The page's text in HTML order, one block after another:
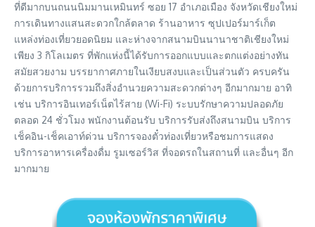
ที่ดีมากบนถนนนิมมานเหมินทร์ ซอย 17 อำเภอเมือง จังหวัดเชียงใหม่
การเดินทางแสนสะดวกใกล้ตลาด ร้านอาหาร ซุปเปอร์มาร์เก็ต
แหล่งท่องเที่ยวยอดนิยม และห่างจากสนามบินนานาชาติเชียงใหม่
เพียง 3 กิโลเมตร ที่พักแห่งนี้ได้รับการออกแบบและตกแต่งอย่างทัน
สมัยสวยงาม บรรยากาศภายในเงียบสงบและเป็นส่วนตัว ครบครัน
ด้วยการบริการรวมถึงสิ่งอำนวยความสะดวกต่างๆ อีกมากมาย อาทิ
เช่น บริการอินเทอร์เน็ตไร้สาย (Wi-Fi) ระบบรักษาความปลอดภัย
ตลอด 24 ชั่วโมง พนักงานต้อนรับ บริการรับส่งถึงสนามบิน บริการ
เช็คอิน-เช็คเอาท์ด่วน บริการจองตั๋วท่องเที่ยวหรือชมการแสดง
บริการอาหารเครื่องดื่ม รูมเซอร์วิส ที่จอดรถในสถานที่ และอื่นๆ อีก
มากมาย